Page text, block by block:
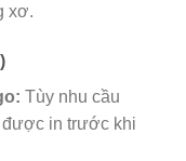
xơ.
Tùy nhu cầu
được in trước khi